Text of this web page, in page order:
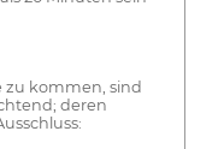
zu kommen, sind
deren